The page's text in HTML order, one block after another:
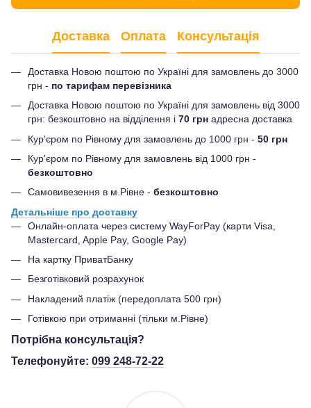
Доставка Оплата Консультація
Доставка Новою поштою по Україні для замовлень до 3000
грн - по тарифам перевізника
Доставка Новою поштою по Україні для замовлень від 3000
грн: безкоштовно на відділення і 70 грн адресна доставка
Кур'єром по Рівному для замовлень до 1000 грн - 50 грн
Кур'єром по Рівному для замовлень від 1000 грн -
безкоштовно
Самовивезення в м.Рівне - безкоштовно
Детальніше про доставку
Онлайн-оплата через систему WayForPay (карти Visa,
Mastercard, Apple Pay, Google Pay)
На картку ПриватБанку
Безготівковий розрахунок
Накладений платіж (передоплата 500 грн)
Готівкою при отриманні (тільки м.Рівне)
Потрібна консультація?
Телефонуйте: 099 248-72-22